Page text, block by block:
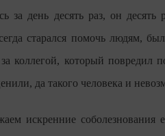
за день десять раз, он
старался помочь людям,
коллегой, который
да такого человека и
искренние